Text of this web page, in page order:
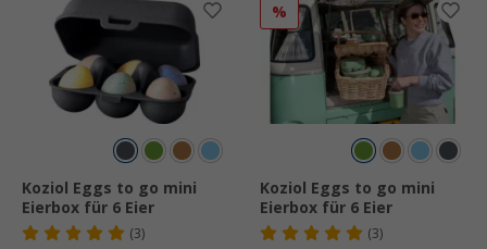
Koziol Eggs to go mini
Eierbox für 6 Eier
(3)
%
Koziol Eggs to go mini
Eierbox für 6 Eier
(3)